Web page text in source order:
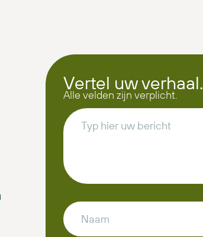
Vertel uw verhaal.
Alle velden zijn verplicht.